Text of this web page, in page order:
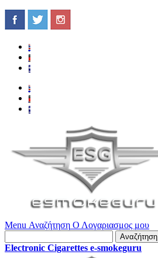
Menu Αναζήτηση Ο Λογαριασμος μου
Αναζήτηση
Electronic Cigarettes e-smokeguru